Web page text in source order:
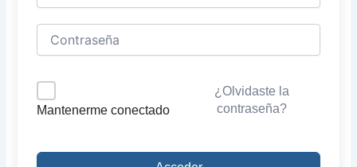
Mantenerme conectado
¿Olvidaste la
contraseña?